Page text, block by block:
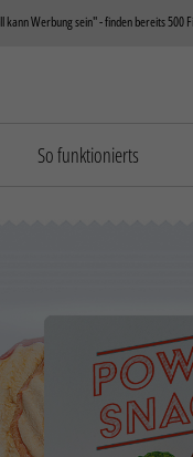
kann Werbung sein" - finden bereits 500
So funktionierts